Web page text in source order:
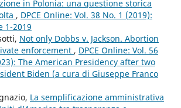
in Polonia: una questione storica
, DPCE Online: Vol. 38 No. 1 (2019):
1-2019
Not only Dobbs v. Jackson. Abortion
enforcement , DPCE Online: Vol. 56
The American Presidency after two
Biden (a cura di Giuseppe Franco
La semplificazione amministrativa